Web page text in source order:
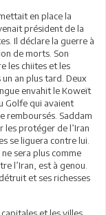
en place la
président de la
Il déclare la guerre à
de morts. Son
les chiites et les
an plus tard. Deux
envahit le Koweït
Golfe qui avaient
remboursés. Saddam
les protéger de l’Iran
se liguera contre lui.
sera plus comme
l’Iran, est à genou.
et ses richesses